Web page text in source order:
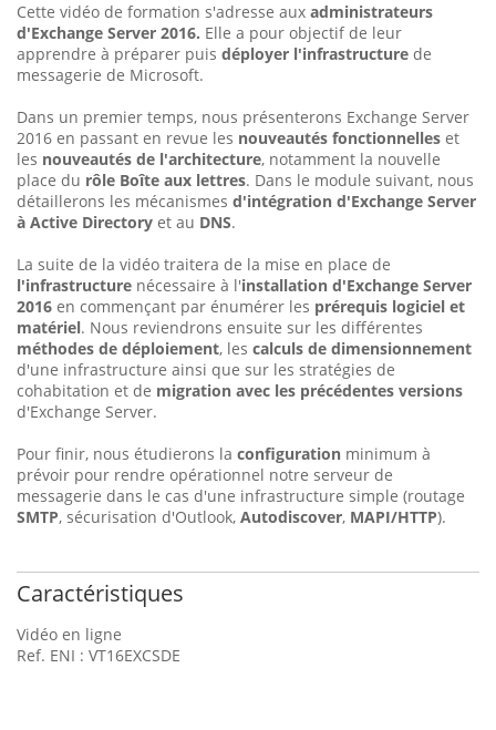
Cette vidéo de formation s'adresse aux administrateurs
d'Exchange Server 2016. Elle a pour objectif de leur
apprendre à préparer puis déployer l'infrastructure de
messagerie de Microsoft.
Dans un premier temps, nous présenterons Exchange Server
2016 en passant en revue les nouveautés fonctionnelles et
les nouveautés de l'architecture, notamment la nouvelle
place du rôle Boîte aux lettres. Dans le module suivant, nous
détaillerons les mécanismes d'intégration d'Exchange Server
à Active Directory et au DNS.
La suite de la vidéo traitera de la mise en place de
l'infrastructure nécessaire à l'installation d'Exchange Server
2016 en commençant par énumérer les prérequis logiciel et
matériel. Nous reviendrons ensuite sur les différentes
méthodes de déploiement, les calculs de dimensionnement
d'une infrastructure ainsi que sur les stratégies de
cohabitation et de migration avec les précédentes versions
d'Exchange Server.
Pour finir, nous étudierons la configuration minimum à
prévoir pour rendre opérationnel notre serveur de
messagerie dans le cas d'une infrastructure simple (routage
SMTP, sécurisation d'Outlook, Autodiscover, MAPI/HTTP).
Caractéristiques
Vidéo en ligne
Ref. ENI : VT16EXCSDE